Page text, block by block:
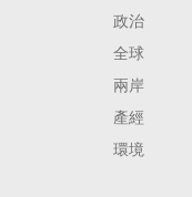
政治
全球
兩岸
產經
環境